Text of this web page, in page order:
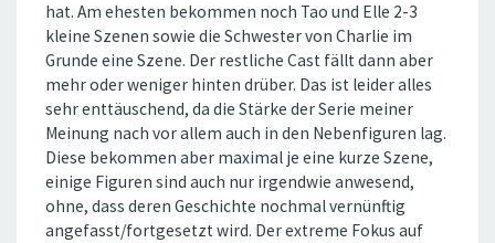
hat. Am ehesten bekommen noch Tao und Elle 2-3
kleine Szenen sowie die Schwester von Charlie im
Grunde eine Szene. Der restliche Cast fällt dann aber
mehr oder weniger hinten drüber. Das ist leider alles
sehr enttäuschend, da die Stärke der Serie meiner
Meinung nach vor allem auch in den Nebenfiguren lag.
Diese bekommen aber maximal je eine kurze Szene,
einige Figuren sind auch nur irgendwie anwesend,
ohne, dass deren Geschichte nochmal vernünftig
angefasst/fortgesetzt wird. Der extreme Fokus auf